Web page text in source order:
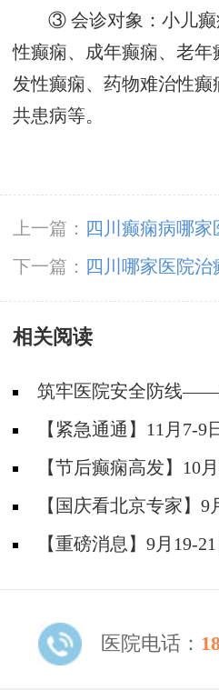
③ 会诊对象：小儿
性癫痫、成年癫痫、老
发性癫痫、药物难治性
共患病等。
上一篇：
四川癫痫病哪
疗癫痫病的?
下一篇：
四川哪家医院
的常识有哪些?
相关阅读
筑牢医院安全防线——
防安全培训纪实
【紧急通通】11月7-
神经内科胡颖教授亲临成
【节后癫痫高发】10
院陈葵博士免费会诊+治
题！
【国庆看北京专家】
天坛&首钢医院两大专家
【重磅消息】9月19-
线！
医院电话：